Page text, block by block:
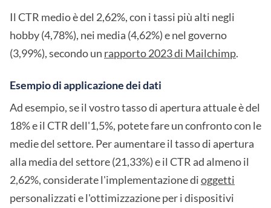
Il CTR medio è del 2,62%, con i tassi più alti negli
hobby (4,78%), nei media (4,62%) e nel governo
(3,99%), secondo un rapporto 2023 di Mailchimp.
Esempio di applicazione dei dati
Ad esempio, se il vostro tasso di apertura attuale è del
18% e il CTR dell'1,5%, potete fare un confronto con le
medie del settore. Per aumentare il tasso di apertura
alla media del settore (21,33%) e il CTR ad almeno il
2,62%, considerate l'implementazione dioggetti
personalizzati e l'ottimizzazione per i dispositivi